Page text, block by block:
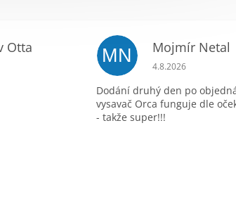
Otta
obchodu je 5 z 5 hvězdiček.
MN Mojmír Netal
Hodnocení
4.8.2026
Dodání druhý den po
vysavač Orca funguje dle
- takže super!!!